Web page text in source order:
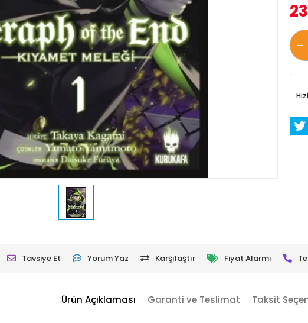
Tavsiye Et Yorum Yaz Karşılaştır Fiyat Alarmı
Ürün Açıklaması Garanti ve Teslimat Taksit